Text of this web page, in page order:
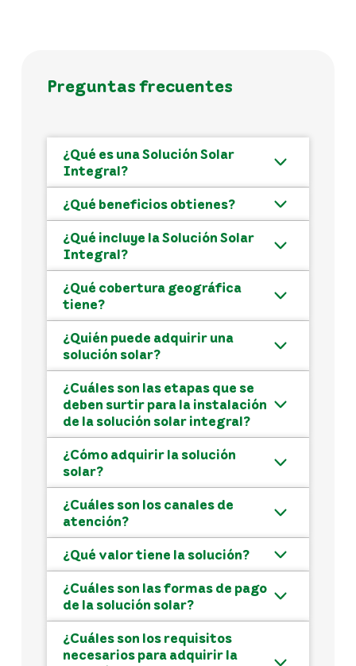
Preguntas frecuentes
¿Qué es una Solución Solar
Integral?
¿Qué beneficios obtienes?
¿Qué incluye la Solución Solar
Integral?
¿Qué cobertura geográfica
tiene?
¿Quién puede adquirir una
solución solar?
¿Cuáles son las etapas que se
deben surtir para la instalación
de la solución solar integral?
¿Cómo adquirir la solución
solar?
¿Cuáles son los canales de
atención?
¿Qué valor tiene la solución?
¿Cuáles son las formas de pago
de la solución solar?
¿Cuáles son los requisitos
necesarios para adquirir la